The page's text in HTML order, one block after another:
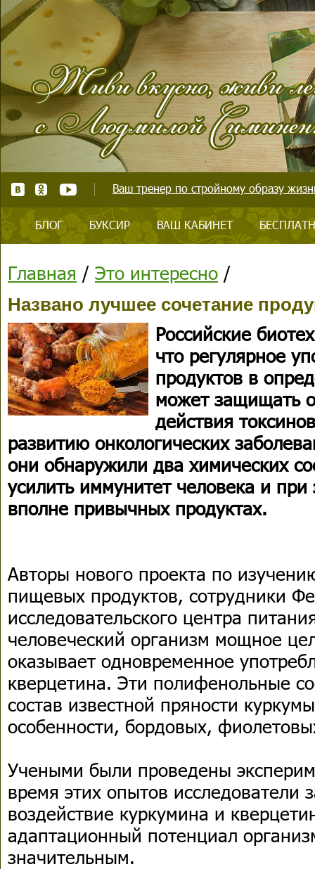
Ваш тренер по стройному образу
БЛОГ БУКСИР ВАШ КАБИНЕТ
Главная / Это интересно /
Названо лучшее сочетание
Российские
что регулярное
продуктов в
может защищать
действия
развитию онкологических
они обнаружили два химических
усилить иммунитет человека и
вполне привычных продуктах.
Авторы нового проекта по
пищевых продуктов, сотрудники
исследовательского центра
человеческий организм мощное
оказывает одновременное
кверцетина. Эти полифенольные
состав известной пряности
особенности, бордовых,
Учеными были проведены
время этих опытов исследователи
воздействие куркумина и
адаптационный потенциал
значительным.